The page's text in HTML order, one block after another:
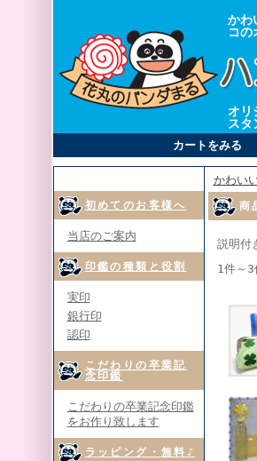
かわ
コの
オリ
スタ
カートをみる
初めてのお客様へ
当店のご案内
印鑑の種類と役割
実印
銀行印
認印
こだわりの卒業記
念印鑑
こだわりの卒業記念印鑑
をお作り致します
ラッピング・無料♪
かわい
商
説明
1件～3